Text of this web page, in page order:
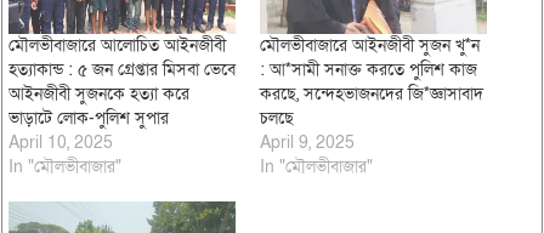
মৌলভীবাজারে আলোচিত আইনজীবী
হত্যাকান্ড : ৫ জন গ্রেপ্তার মিসবা ভেবে
আইনজীবী সুজনকে হত্যা করে
ভাড়াটে লোক-পুলিশ সুপার
April 10, 2025
In "মৌলভীবাজার"
মৌলভীবাজারে আইনজীবী সুজন খু*ন
: আ*সামী সনাক্ত করতে পুলিশ কাজ
করছে, সন্দেহভাজনদের জি*জ্ঞাসাবাদ
চলছে
April 9, 2025
In "মৌলভীবাজার"